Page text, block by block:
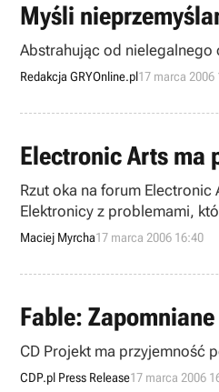
Myśli
Abstrahując od
Redakcja GRYOnline.pl17 marca 2006
Electronic Arts ma
Rzut oka na forum
Elektronicy z problemami,
Maciej Myrcha17 marca 2006 16:40
Fable:
CD Projekt ma przyjemność
CDP.pl Press Release17 marca 2006